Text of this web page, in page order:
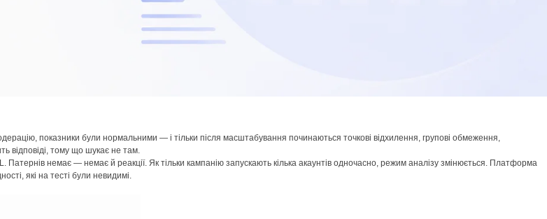
показники були нормальними — і тільки після масштабування починаються точкові відхилення, групові обмеження,
відповіді, тому що шукає не там.
немає — немає й реакції. Як тільки кампанію запускають кілька акаунтів одночасно, режим аналізу змінюється. Платформа
які на тесті були невидимі.